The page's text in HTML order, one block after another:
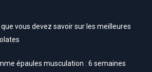
vous devez savoir sur les meilleures
épaules musculation : 6 semaines